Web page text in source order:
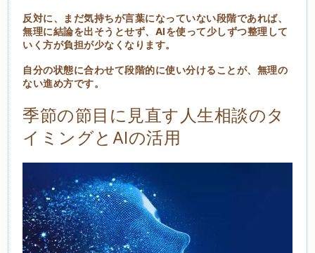
反対に、まだ気持ちが言葉になっていない段階であれば、
無理に結論を出そうとせず、AIを使って少しずつ整理して
いく方が負担が少なくなります。
自分の状態に合わせて段階的に使い分けることが、無理の
ない進め方です。
季節の節目に見直す人生相談のタ
イミングとAIの活用